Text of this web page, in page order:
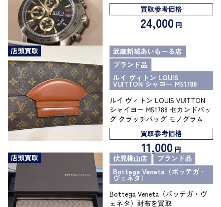
買取参考価格
24,000 円
店頭買取
武蔵新城あいもーる店
ブランド品
ルイ ヴィトン LOUIS
VUITTON シャヨー M51788
ルイ ヴィトン LOUIS VUITTON
シャイヨー M51788 セカンドバッ
グ クラッチバッグ モノグラム
買取参考価格
11,000 円
店頭買取
伏見桃山店
ブランド品
Bottega Veneta（ボッテガ・
ヴェネタ）
Bottega Veneta（ボッテガ・ヴ
ェネタ）財布を買取